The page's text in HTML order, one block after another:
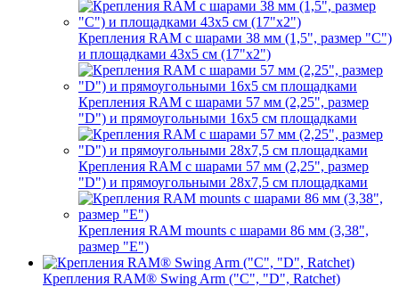
Крепления RAM с шарами 38 мм (1,5", размер "C")
и площадками 43х5 см (17"х2")
Крепления RAM с шарами 57 мм (2,25", размер
"D") и прямоугольными 16х5 см площадками
Крепления RAM с шарами 57 мм (2,25", размер
"D") и прямоугольными 28х7,5 см площадками
Крепления RAM mounts с шарами 86 мм (3,38",
размер "E")
Крепления RAM® Swing Arm ("C", "D", Ratchet)